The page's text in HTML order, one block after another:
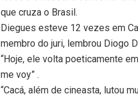
que cruza o Brasil.
Diegues esteve 12 vezes em
membro do juri, lembrou Diogo
“Hoje, ele volta poeticamente
me voy” .
“Cacá, além de cineasta, lutou